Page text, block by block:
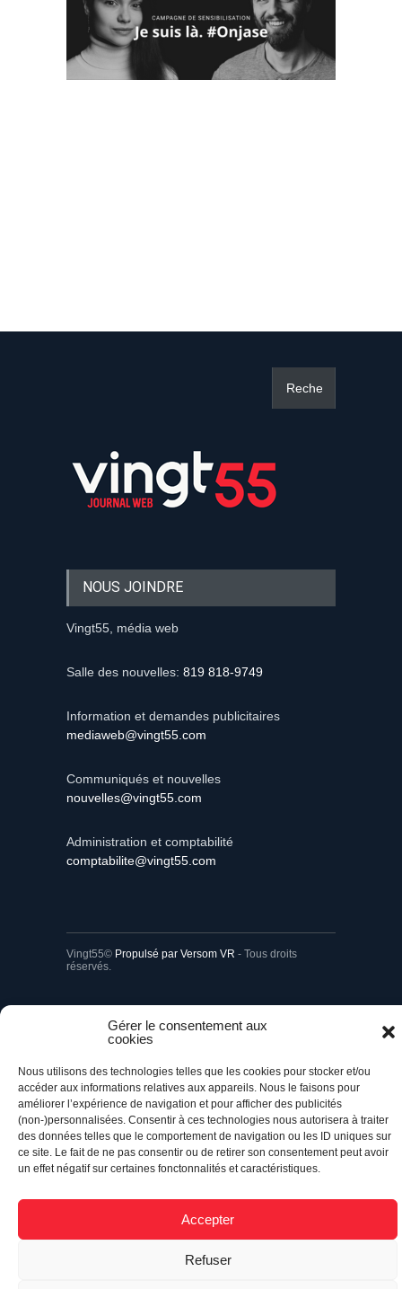
Gérer le consentement aux
cookies
Nous utilisons des technologies telles que les cookies pour stocker et/ou
accéder aux informations relatives aux appareils. Nous le faisons pour
améliorer l’expérience de navigation et pour afficher des publicités
(non-)personnalisées. Consentir à ces technologies nous autorisera à traiter
des données telles que le comportement de navigation ou les ID uniques sur
ce site. Le fait de ne pas consentir ou de retirer son consentement peut avoir
un effet négatif sur certaines fonctonnalités et caractéristiques.
Accepter
Refuser
NOUS JOINDRE
Vingt55, média web
Salle des nouvelles: 819 818-9749
Information et demandes publicitaires
mediaweb@vingt55.com
Communiqués et nouvelles
nouvelles@vingt55.com
Administration et comptabilité
comptabilite@vingt55.com
Vingt55© Propulsé par Versom VR - Tous droits
réservés.